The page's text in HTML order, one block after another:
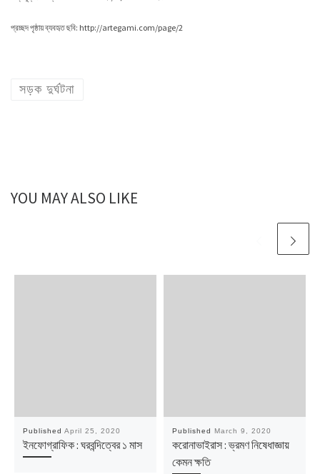
প্রচ্ছদ পৃষ্ঠায় ব্যবহৃত ছবি: http://artegami.com/page/2
সড়ক দুর্ঘটনা
YOU MAY ALSO LIKE
Published April 25, 2020
ইনফোগ্রাফিক : ঘরবন্দিত্বের ১ মাস
Published March 9, 2020
করোনাভাইরাস : ভ্রমণ নিষেধাজ্ঞায়
কেমন ক্ষতি